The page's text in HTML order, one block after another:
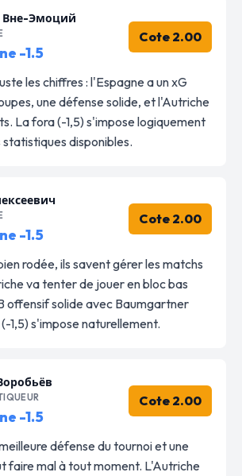
Вне-Эмоций
-1.5
Cote 2.00
les chiffres : l'Espagne a un xG
une défense solide, et l'Autriche
La fora (-1,5) s'impose logiquement
disponibles.
-1.5
Cote 2.00
rodée, ils savent gérer les matchs
va tenter de jouer en bloc bas
offensif solide avec Baumgartner
1,5) s'impose naturellement.
-1.5
Cote 2.00
défense du tournoi et une
faire mal à tout moment. L'Autriche